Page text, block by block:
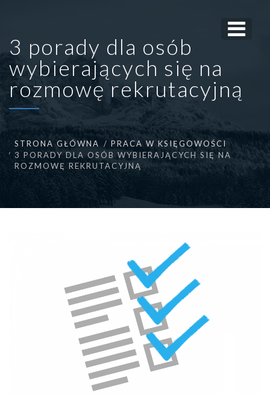
3 porady dla osób
wybierających się na
rozmowę rekrutacyjną
STRONA GŁÓWNA
PRACA W KSIĘGOWOŚCI
3 PORADY DLA OSÓB WYBIERAJĄCYCH SIĘ NA
ROZMOWĘ REKRUTACYJNĄ